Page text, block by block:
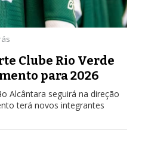
Clube Rio Verde
para 2026
Alcântara seguirá na direção
terá novos integrantes